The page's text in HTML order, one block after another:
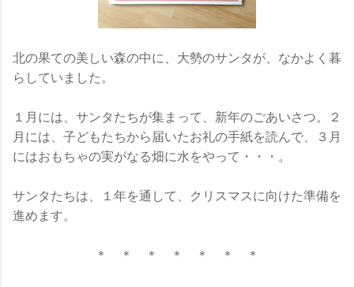
北の果ての美しい森の中に、大勢のサンタが、なかよく暮
らしていました。
１月には、サンタたちが集まって、新年のごあいさつ。２
月には、子どもたちから届いたお礼の手紙を読んで、３月
にはおもちゃの実がなる畑に水をやって・・・。
サンタたちは、１年を通して、クリスマスに向けた準備を
進めます。
＊ ＊ ＊ ＊ ＊ ＊ ＊